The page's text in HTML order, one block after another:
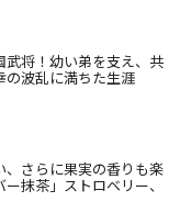
将！幼い弟を支え、共
の波乱に満ちた生涯
、さらに果実の香りも楽
抹茶」ストロベリー、